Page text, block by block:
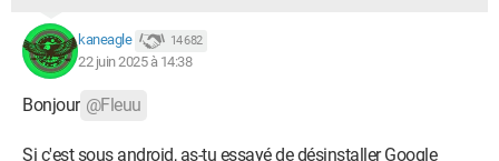
kaneagle 14 682
22 juin 2025 à 14:38
Bonjour @Fleuu
Si c'est sous android, as-tu essayé de désinstaller Google